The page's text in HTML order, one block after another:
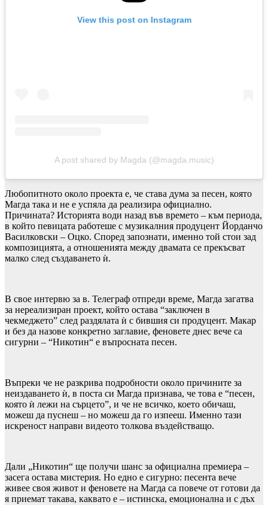
View this post on Instagram
A post shared by Magda (@magda.music)
Любопитното около проекта е, че става дума за песен, която
Магда така и не е успяла да реализира официално.
Причината? Историята води назад във времето – към периода,
в който певицата работеше с музикалния продуцент Йорданчо
Василковски – Оцко. Според запознати, именно той стои зад
композицията, а отношенията между двамата се прекъсват
малко след създаването ѝ.
В свое интервю за в. Телеграф отпреди време, Магда загатва
за нереализиран проект, който остава “заключен в
чекмеджето” след раздялата ѝ с бившия си продуцент. Макар
и без да назове конкретно заглавие, феновете днес вече са
сигурни – “Никотин“ е въпросната песен.
Въпреки че не разкрива подробности около причините за
неиздаването ѝ, в поста си Магда признава, че това е “песен,
която ѝ лежи на сърцето”, и че не всичко, което обичаш,
можеш да пуснеш – но можеш да го изпееш. Именно тази
искреност направи видеото толкова въздействащо.
Дали „Никотин“ ще получи шанс за официална премиера –
засега остава мистерия. Но едно е сигурно: песента вече
живее своя живот и феновете на Магда са повече от готови да
я приемат такава, каквато е – истинска, емоционална и с дъх